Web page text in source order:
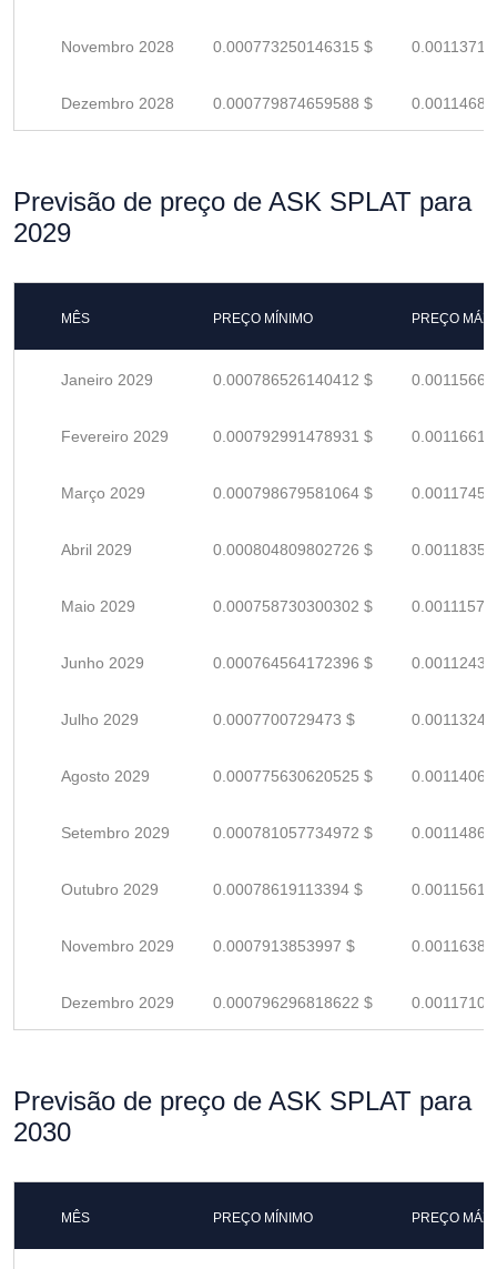
Novembro 2028 0.000773250146315 $
Dezembro 2028 0.000779874659588 $
Previsão de preço de ASK SPLAT para
2029
MÊS PREÇO MÍNIMO PREÇO
Janeiro 2029 0.000786526140412 $
Fevereiro 2029 0.000792991478931 $
Março 2029 0.000798679581064 $
Abril 2029 0.000804809802726 $
Maio 2029 0.000758730300302 $
Junho 2029 0.000764564172396 $
Julho 2029 0.0007700729473 $
Agosto 2029 0.000775630620525 $
Setembro 2029 0.000781057734972 $
Outubro 2029 0.00078619113394 $
Novembro 2029 0.0007913853997 $
Dezembro 2029 0.000796296818622 $
Previsão de preço de ASK SPLAT para
2030
MÊS PREÇO MÍNIMO PREÇO